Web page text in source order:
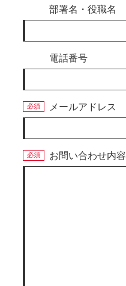
部署名・役職名
電話番号
メールアドレス
お問い合わせ内容